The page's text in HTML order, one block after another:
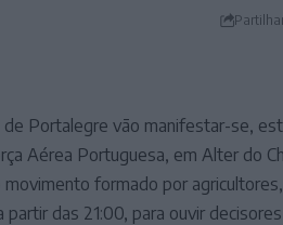
Portalegre vão manifestar-se,
Aérea Portuguesa, em Alter do
formado por
das 21:00, para ouvir